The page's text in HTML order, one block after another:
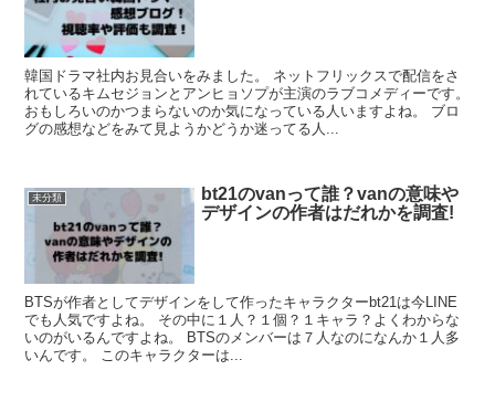
韓国ドラマ社内お見合いをみました。 ネットフリックスで配信をさ
れているキムセジョンとアンヒョソプが主演のラブコメディーです。
おもしろいのかつまらないのか気になっている人いますよね。 ブロ
グの感想などをみて見ようかどうか迷ってる人...
未分類
bt21のvanって誰？vanの意味や
デザインの作者はだれかを調査!
BTSが作者としてデザインをして作ったキャラクターbt21は今LINE
でも人気ですよね。 その中に１人？１個？１キャラ？よくわからな
いのがいるんですよね。 BTSのメンバーは７人なのになんか１人多
いんです。 このキャラクターは...